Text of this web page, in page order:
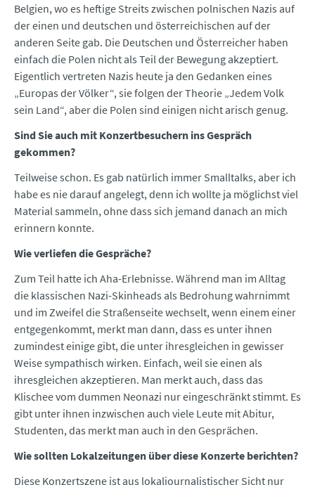
Belgien, wo es heftige Streits zwischen polnischen Nazis auf
der einen und deutschen und österreichischen auf der
anderen Seite gab. Die Deutschen und Österreicher haben
einfach die Polen nicht als Teil der Bewegung akzeptiert.
Eigentlich vertreten Nazis heute ja den Gedanken eines
„Europas der Völker“, sie folgen der Theorie „Jedem Volk
sein Land“, aber die Polen sind einigen nicht arisch genug.
Sind Sie auch mit Konzertbesuchern ins Gespräch
gekommen?
Teilweise schon. Es gab natürlich immer Smalltalks, aber ich
habe es nie darauf angelegt, denn ich wollte ja möglichst viel
Material sammeln, ohne dass sich jemand danach an mich
erinnern konnte.
Wie verliefen die Gespräche?
Zum Teil hatte ich Aha-Erlebnisse. Während man im Alltag
die klassischen Nazi-Skinheads als Bedrohung wahrnimmt
und im Zweifel die Straßenseite wechselt, wenn einem einer
entgegenkommt, merkt man dann, dass es unter ihnen
zumindest einige gibt, die unter ihresgleichen in gewisser
Weise sympathisch wirken. Einfach, weil sie einen als
ihresgleichen akzeptieren. Man merkt auch, dass das
Klischee vom dummen Neonazi nur eingeschränkt stimmt. Es
gibt unter ihnen inzwischen auch viele Leute mit Abitur,
Studenten, das merkt man auch in den Gesprächen.
Wie sollten Lokalzeitungen über diese Konzerte berichten?
Diese Konzertszene ist aus lokaljournalistischer Sicht nur